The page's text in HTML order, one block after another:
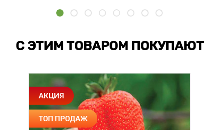
С ЭТИМ ТОВАРОМ ПОКУПАЮТ
АКЦИЯ
ТОП ПРОДАЖ